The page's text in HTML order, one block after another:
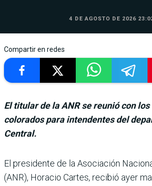
4 DE AGOSTO DE 2026
Compartir en redes
El titular de la ANR se reunió con
colorados para intendentes del
Central.
El presidente de la Asociación
(ANR), Horacio Cartes, recibió ayer